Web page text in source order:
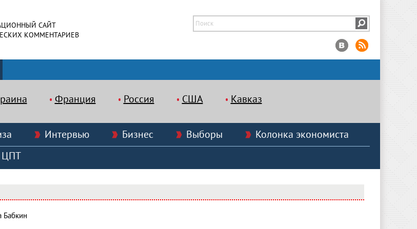
САЙТ
КОММЕНТАРИЕВ
Франция Россия США Кавказ
Интервью Бизнес Выборы
Колонка экономиста
ЦПТ
Бабкин